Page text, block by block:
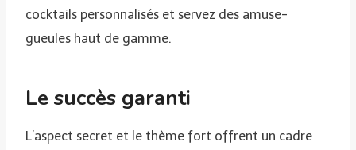
cocktails personnalisés et servez des amuse-
gueules haut de gamme.
Le succès garanti
L’aspect secret et le thème fort offrent un cadre